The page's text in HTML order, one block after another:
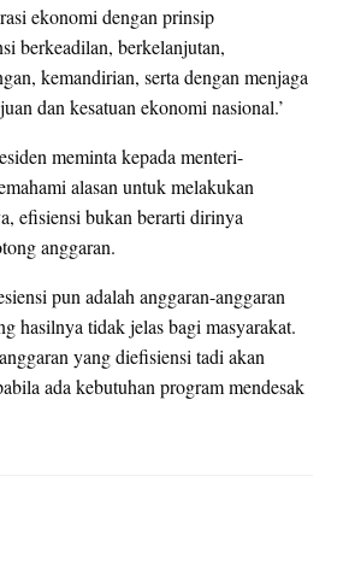
ekonomi dengan prinsip
berkeadilan, berkelanjutan,
kemandirian, serta dengan menjaga
dan kesatuan ekonomi nasional.’
meminta kepada menteri-
alasan untuk melakukan
efisiensi bukan berarti dirinya
anggaran.
pun adalah anggaran-anggaran
hasilnya tidak jelas bagi masyarakat.
yang diefisiensi tadi akan
ada kebutuhan program mendesak